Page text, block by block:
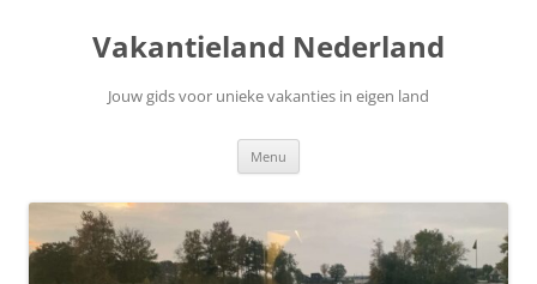
Vakantieland Nederland
Jouw gids voor unieke vakanties in eigen land
Menu